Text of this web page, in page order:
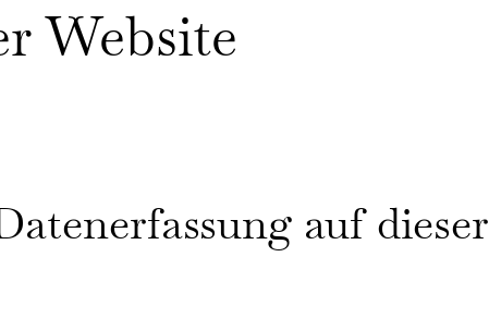
Website
auf dieser